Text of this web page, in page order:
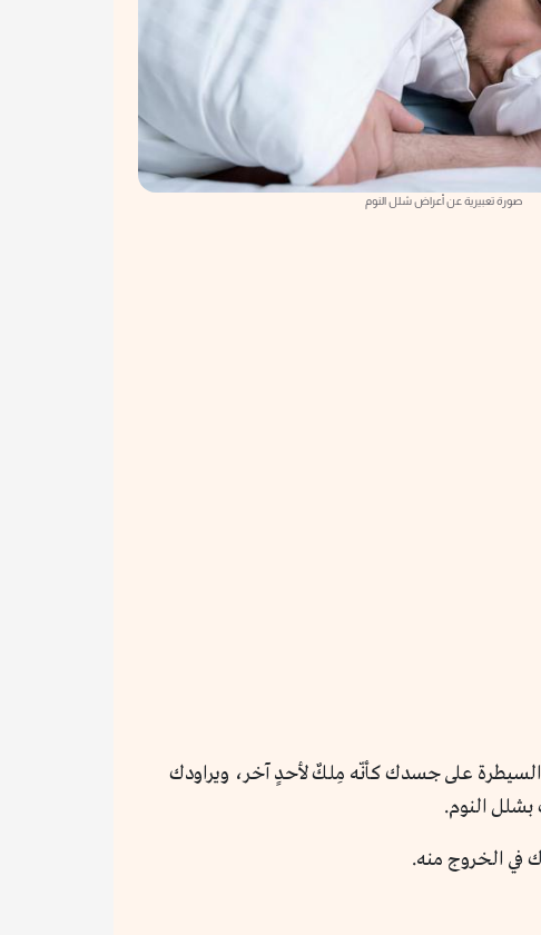
صورة تعبيرية عن أعراض شلل النوم
على جسدك كأنّه مِلكٌ لأحدٍ آخر، ويراودك
النوم.
في الخروج منه.